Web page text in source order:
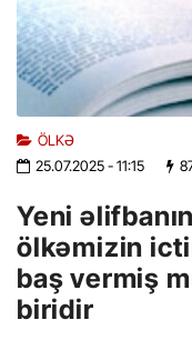
ÖLKƏ
25.07.2025- 11:15
Yeni
ölkəmizin
baş vermiş
biridir